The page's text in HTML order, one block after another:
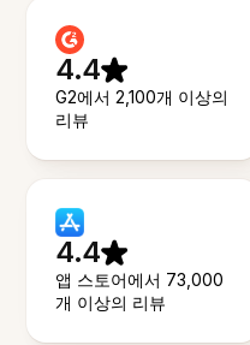
4.4
G2에서 2,100개 이상의
리뷰
4.4
앱 스토어에서 73,000
개 이상의 리뷰